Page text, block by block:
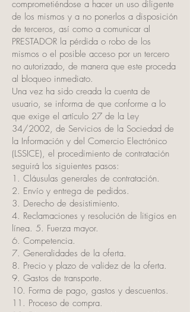
comprometiéndose a hacer un uso diligente
de los mismos y a no ponerlos a disposición
de terceros, así como a comunicar al
PRESTADOR la pérdida o robo de los
mismos o el posible acceso por un tercero
no autorizado, de manera que este proceda
al bloqueo inmediato.
Una vez ha sido creada la cuenta de
usuario, se informa de que conforme a lo
que exige el artículo 27 de la Ley
34/2002, de Servicios de la Sociedad de
la Información y del Comercio Electrónico
(LSSICE), el procedimiento de contratación
seguirá los siguientes pasos:
1. Cláusulas generales de contratación.
2. Envío y entrega de pedidos.
3. Derecho de desistimiento.
4. Reclamaciones y resolución de litigios en
línea. 5. Fuerza mayor.
6. Competencia.
7. Generalidades de la oferta.
8. Precio y plazo de validez de la oferta.
9. Gastos de transporte.
10. Forma de pago, gastos y descuentos.
11. Proceso de compra.